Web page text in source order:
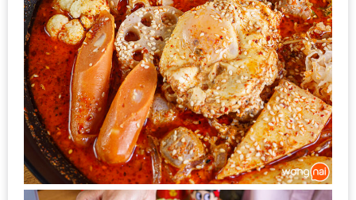
1
พา
เพื่อน
มา
ม่วน
กั๋น
บน
INSTAGRAM